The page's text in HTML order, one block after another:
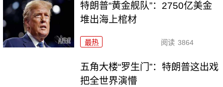
特朗普“黄金舰队”：2750亿美金
堆出海上棺材
最热 阅读 3864
五角大楼“罗生门”：特朗普这出戏
把全世界演懵